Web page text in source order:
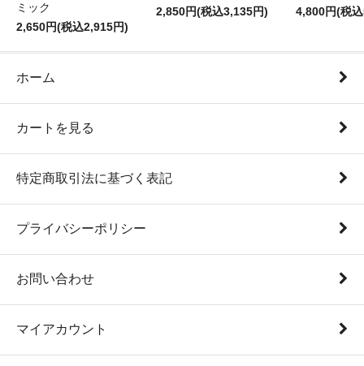
ミック
2,650円(税込2,915円)
2,850円(税込3,135円)
4,800円(税
ホーム
カートを見る
特定商取引法に基づく表記
プライバシーポリシー
お問い合わせ
マイアカウント